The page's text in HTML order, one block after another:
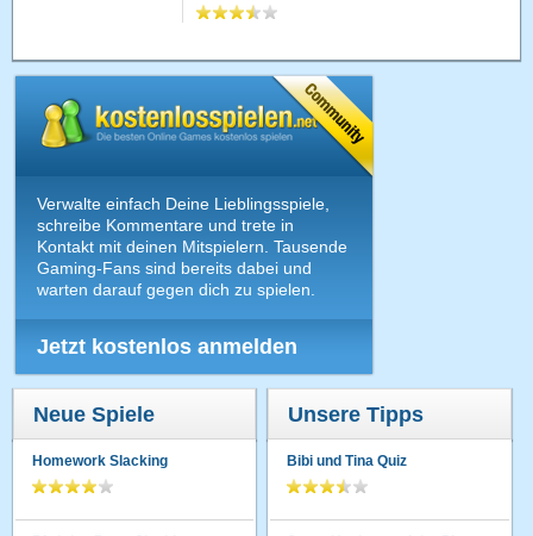
Verwalte einfach Deine Lieblingsspiele,
schreibe Kommentare und trete in
Kontakt mit deinen Mitspielern. Tausende
Gaming-Fans sind bereits dabei und
warten darauf gegen dich zu spielen.
Jetzt kostenlos anmelden
Neue Spiele
Homework Slacking
Unsere Tipps
Bibi und Tina Quiz